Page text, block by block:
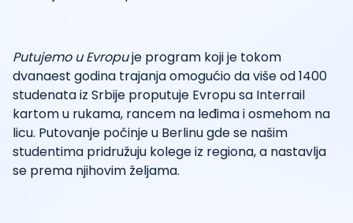
Putujemo u Evropuje program koji je tokom
dvanaest godina trajanja omogućio da više od 1400
studenata iz Srbije proputuje Evropu sa Interrail
kartom u rukama, rancem na leđima i osmehom na
licu. Putovanje počinje u Berlinu gde se našim
studentima pridružuju kolege iz regiona, a nastavlja
se prema njihovim željama.